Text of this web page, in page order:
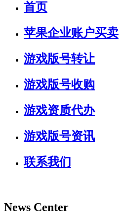
首页
苹果企业账户买卖
游戏版号转让
游戏版号收购
游戏资质代办
游戏版号资讯
联系我们
News Center